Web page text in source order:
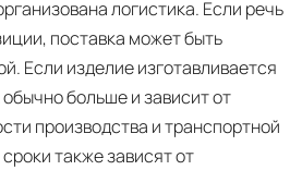
логистика. Если речь
поставка может быть
Если изделие изготавливается
больше и зависит от
производства и транспортной
также зависят от